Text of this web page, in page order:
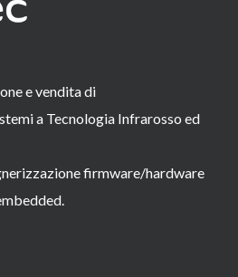
e vendita di
a Tecnologia Infrarosso ed
firmware/hardware